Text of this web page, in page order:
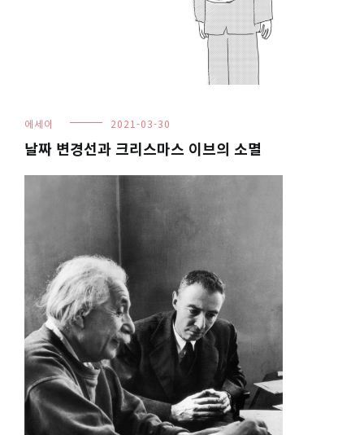
에세이 2021-03-30
날짜 변경선과 크리스마스 이브의 소멸